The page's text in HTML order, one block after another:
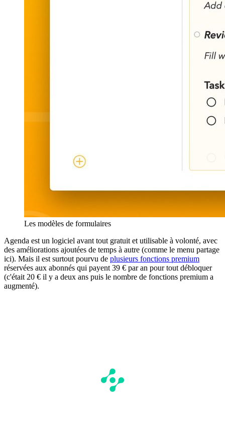
Les modèles de formulaires
Agenda est un logiciel avant tout gratuit et utilisable à volonté, avec
des améliorations ajoutées de temps à autre (comme le menu partage
ici). Mais il est surtout pourvu de plusieurs fonctions premium
réservées aux abonnés qui payent 39 € par an pour tout débloquer
(c'était 20 € il y a deux ans puis le nombre de fonctions premium a
augmenté).